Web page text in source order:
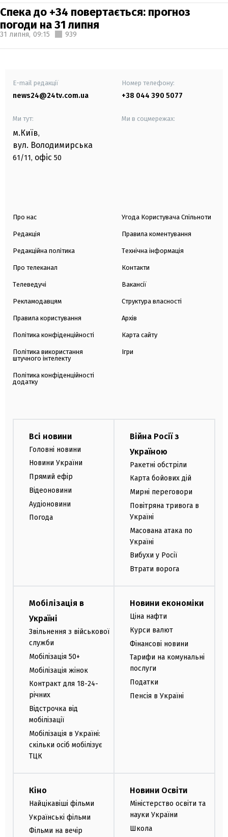
Спека до +34 повертається: прогноз
погоди на 31 липня
31 липня, 09:15 939
E-mail редакції
news24@24tv.com.ua
Номер телефону:
+38 044 390 5077
Ми тут:
м.Київ,
вул. Володимирська
61/11, офіс 50
Ми в соцмережах:
Про нас
Редакція
Редакційна політика
Про телеканал
Телеведучі
Рекламодавцям
Правила користування
Політика конфіденційності
Політика використання
штучного інтелекту
Політика конфіденційності
додатку
Угода Користувача Спільноти
Правила коментування
Технічна інформація
Контакти
Вакансії
Структура власності
Архів
Карта сайту
Ігри
Всі новини
Головні новини
Новини України
Прямий ефір
Відеоновини
Аудіоновини
Погода
Війна Росії з
Україною
Ракетні обстріли
Карта бойових дій
Мирні переговори
Повітряна тривога в
Україні
Масована атака по
Україні
Вибухи у Росії
Втрати ворога
Мобілізація в
Україні
Звільнення з військової
служби
Мобілізація 50+
Мобілізація жінок
Контракт для 18-24-
річних
Відстрочка від
мобілізації
Мобілізація в Україні:
скільки осіб мобілізує
ТЦК
Новини економіки
Ціна нафти
Курси валют
Фінансові новини
Тарифи на комунальні
послуги
Податки
Пенсія в Україні
Кіно
Найцікавіші фільми
Українські фільми
Фільми на вечір
Новини Освіти
Міністерство освіти та
науки України
Школа